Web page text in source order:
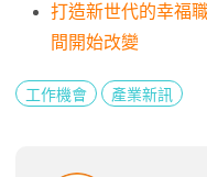
打造新世代的幸福
間開始改變
工作機會 產業新訊